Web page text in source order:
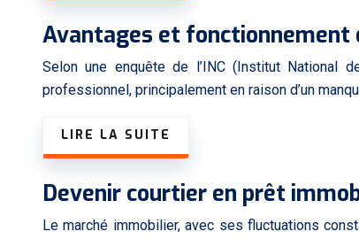
Avantages et fonctionnement
Selon une enquête de l’INC (Institut National
professionnel, principalement en raison d’un
LIRE LA SUITE
Devenir courtier en prêt
Le marché immobilier, avec ses fluctuations